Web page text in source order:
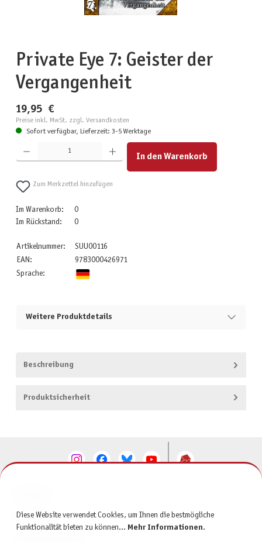
Private Eye 7: Geister der
Vergangenheit
19,95 €
Preise inkl. MwSt. zzgl. Versandkosten
Sofort verfügbar, Lieferzeit: 3-5 Werktage
Produkt Anzahl: Gib den gewünschten Wert ein oder benutze die Schaltflächen um die Anzahl zu
In den Warenkorb
Zum Merkzettel hinzufügen
Im Warenkorb:
0
Im Rückstand:
0
Artikelnummer:
SUU00116
EAN:
9783000426971
Sprache:
Weitere Produktdetails
Beschreibung
Produktsicherheit
SERVICE
Diese Website verwendet Cookies, um Ihnen die bestmögliche
Funktionalität bieten zu können... Mehr Informationen.